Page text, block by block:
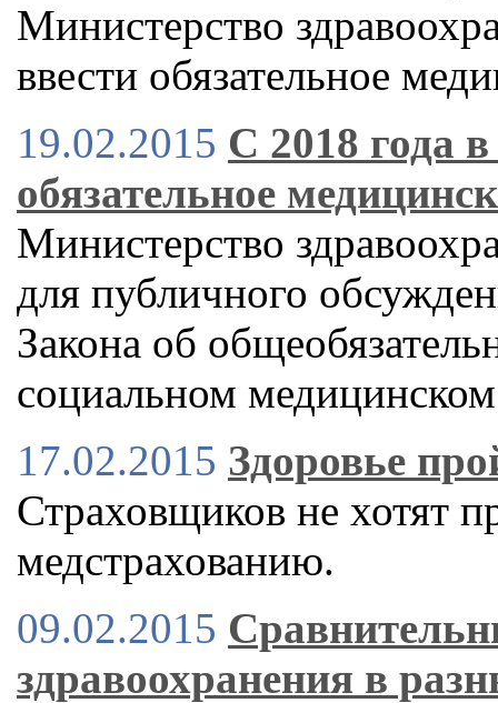
Министерство
ввести обязательное
19.02.2015 С 2018 года
обязательное
Министерство
для публичного
Закона об
социальном
17.02.2015 Здоровье
Страховщиков не хотят
медстрахованию.
09.02.2015
здравоохранения в